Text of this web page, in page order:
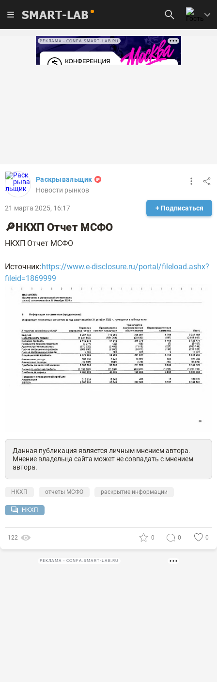
SMART-LAB
РЕКЛАМА • CONFA.SMART-LAB.RU
Раскрывальщик
Новости рынков
21 марта 2025, 16:17 + Подписаться
🔎НКХП Отчет МСФО
НКХП Отчет МСФО
Источник:https://www.e-disclosure.ru/portal/fileload.ashx?
fileid=1869999
Данная публикация является личным мнением автора.
Мнение владельца сайта может не совпадать с мнением
автора.
НКХП отчеты МСФО раскрытие информации
НКХП
122 0 0 0
РЕКЛАМА • CONFA.SMART-LAB.RU